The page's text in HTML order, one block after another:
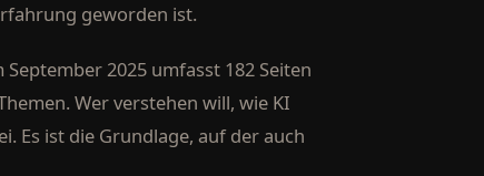
geworden ist.
2025 umfasst 182 Seiten
Wer verstehen will, wie KI
Es ist die Grundlage, auf der auch